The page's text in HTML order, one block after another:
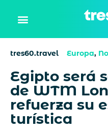
tres60.travel Europa,
Egipto será
de WTM
refuerza su
turística